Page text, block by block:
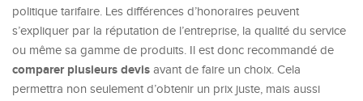
politique tarifaire. Les différences d’honoraires peuvent
s’expliquer par la réputation de l’entreprise, la qualité du service
ou même sa gamme de produits. Il est donc recommandé de
comparer plusieurs devis avant de faire un choix. Cela
permettra non seulement d’obtenir un prix juste, mais aussi